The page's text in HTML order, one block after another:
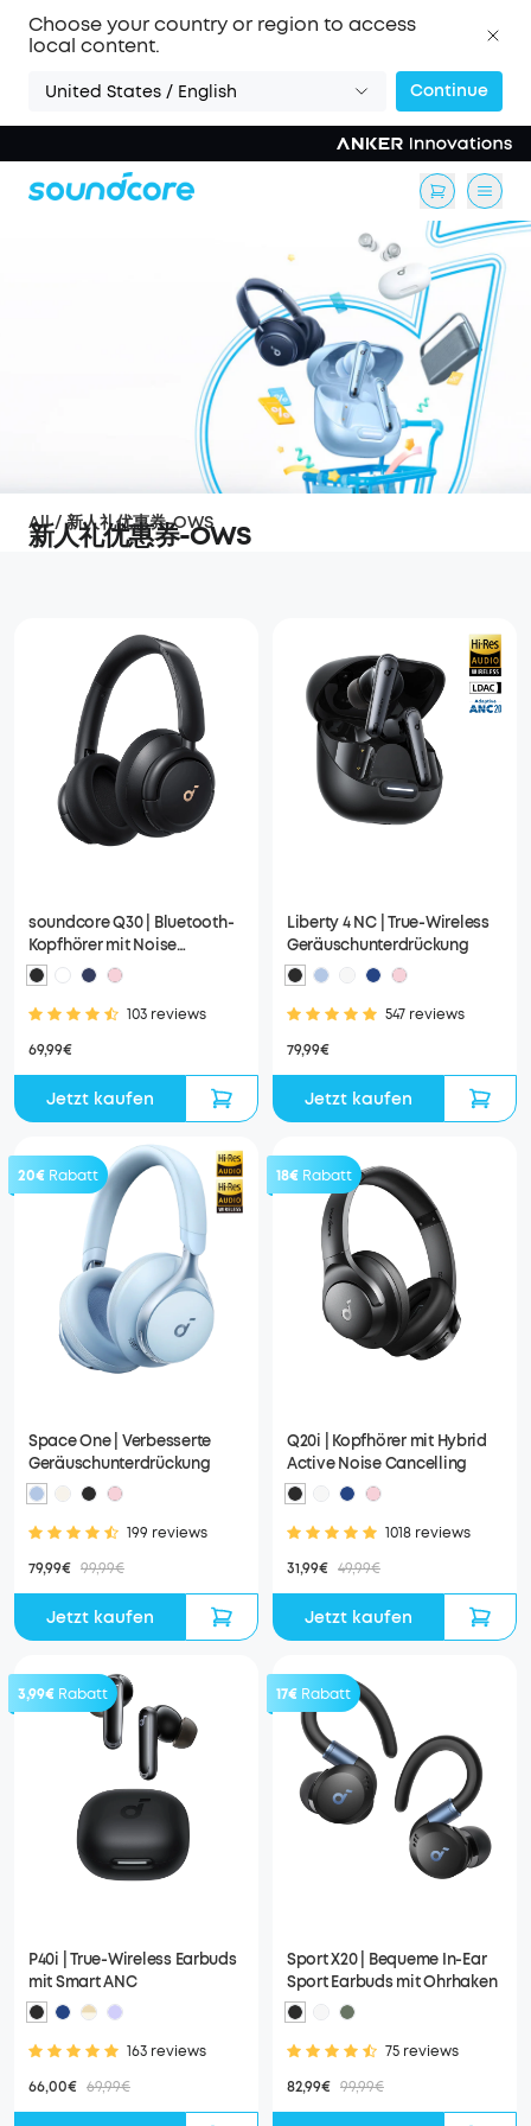
Choose your country or region to access
local content.
United States / English Continue
新人礼优惠券-OWS
All / 新人礼优惠券-OWS
soundcore Q30 | Bluetooth-
Kopfhörer mit Noise
Cancelling
103 reviews
69,99€
Jetzt kaufen
Liberty 4 NC | True-Wireless
Geräuschunterdrückung
547 reviews
79,99€
Jetzt kaufen
20€ Rabatt
Space One | Verbesserte
Geräuschunterdrückung
199 reviews
79,99€ 99,99€
Jetzt kaufen
18€ Rabatt
Q20i | Kopfhörer mit Hybrid
Active Noise Cancelling
1018 reviews
31,99€ 49,99€
Jetzt kaufen
3,99€ Rabatt
P40i | True-Wireless Earbuds
mit Smart ANC
163 reviews
66,00€ 69,99€
17€ Rabatt
Sport X20 | Bequeme In-Ear
Sport Earbuds mit Ohrhaken
75 reviews
82,99€ 99,99€